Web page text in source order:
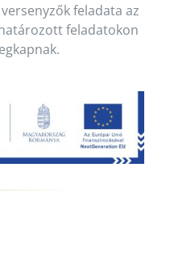
feladata az
feladatokon